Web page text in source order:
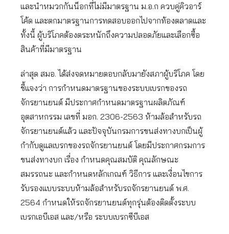
และนำหมวกกันน็อกที่ไม่มีมาตรฐาน ม.อ.ก ควบคู่คิวอาร์
โค้ด และตกมาตรฐานการทดสอบออกไปจากท้องตลาดและ
ทั้งนี้ ผู้บริโภคต้องตระหนักถึงความปลอดภัยและเลือกซื้อ
สินค้าที่มีมาตรฐาน
ล่าสุด สมอ. ได้ส่งจดหมายตอบกลับมายังสภาผู้บริโภค โดย
ชี้แจงว่า การกำหนดมาตรฐานของระบบเบรกของรถ
จักรยานยนต์ มีประกาศกำหนดมาตรฐานผลิตภัณฑ์
อุตสาหกรรม เลขที่ มอก. 2306-2563 ห้ามล้อสำหรับรถ
จักรยานยนต์แล้ว และปัจจุบันกรมการขนส่งทางบกเป็นผู้
กำกับดูแลเบรกของรถจักรยานยนต์ โดยมีประกาศกรมการ
ขนส่งทางบก เรื่อง กำหนดคุณสมบัติ คุณลักษณะ
สมรรถนะ และกำหนดหลักเกณฑ์ วิธีการ และเงื่อนไขการ
รับรองแบบระบบห้ามล้อสำหรับรถจักรยานยนต์ พ.ศ.
2564 กำหนดให้รถจักรยานยนต์ทุกรุ่นต้องติดตั้งระบบ
เบรกเอบีเอส และ/หรือ ระบบเบรกซีบีเอส